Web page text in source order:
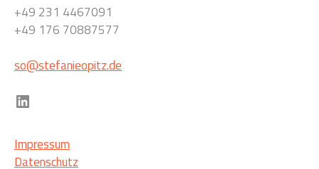
+49 231 4467091
+49 176 70887577
so@stefanieopitz.de
LinkedIn
Impressum
Datenschutz